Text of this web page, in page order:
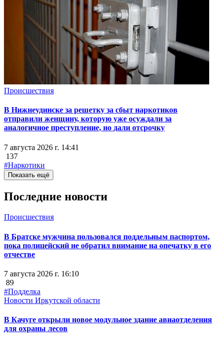
Происшествия
В Нижнеудинске за решетку за сбыт наркотиков
отправили женщину, которую уже осуждали за
аналогичное преступление, но дали отсрочку
7 августа 2026 г. 14:41
137
#Наркотики
Показать ещё
Последние новости
Происшествия
В Братске мужчина пользовался поддельным паспортом,
пока полицейский не обратил внимание на опечатку в его
отчестве
7 августа 2026 г. 16:10
89
#Подделка
Новости Иркутской области
В Качуге открыли новое модульное здание авиаотделения
для охраны лесов